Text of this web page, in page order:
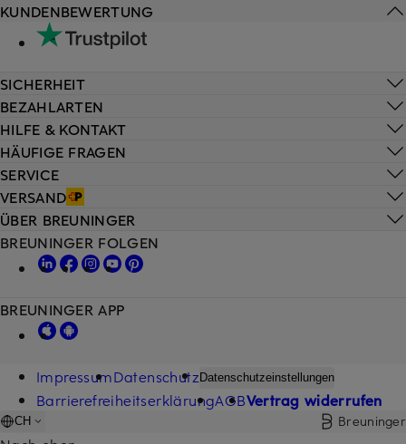
HILFE & KONTAKT
HÄUFIGE FRAGEN
SERVICE
VERSAND
KUNDENBEWERTUNG
SICHERHEIT
BEZAHLARTEN
ÜBER BREUNINGER
BREUNINGER FOLGEN
BREUNINGER APP
ImpressumDatenschutzDatenschutzeinstellungen
BarrierefreiheitserklärungAGBVertrag widerrufen
CH Breuninger